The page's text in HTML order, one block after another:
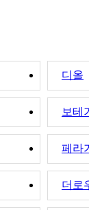
디올
보테
페라
더로